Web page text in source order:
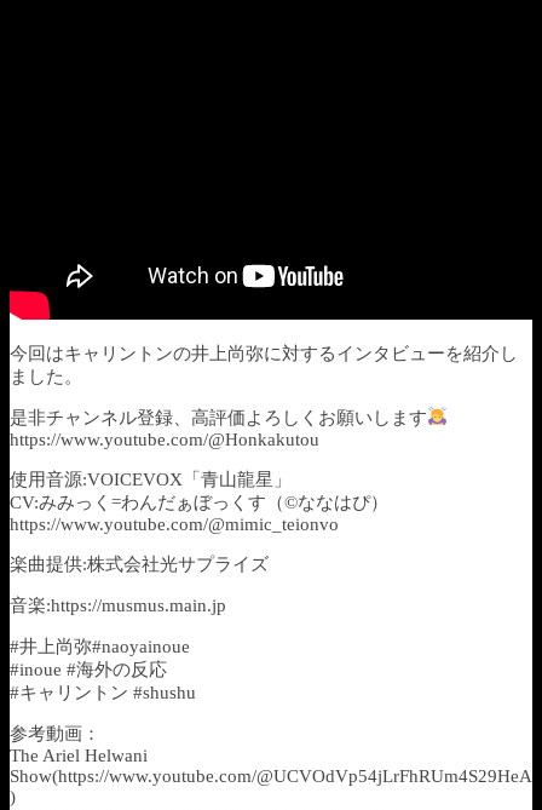
今回はキャリントンの井上尚弥に対するインタビューを紹介し
ました。
是非チャンネル登録、高評価よろしくお願いします
https://www.youtube.com/@Honkakutou
使用音源:VOICEVOX「青山龍星」
CV:みみっく=わんだぁぼっくす（©ななはぴ）
https://www.youtube.com/@mimic_teionvo
楽曲提供:株式会社光サプライズ
音楽:https://musmus.main.jp
#井上尚弥#naoyainoue
#inoue #海外の反応
#キャリントン #shushu
参考動画：
The Ariel Helwani
Show(https://www.youtube.com/@UCVOdVp54jLrFhRUm4S29HeA
)